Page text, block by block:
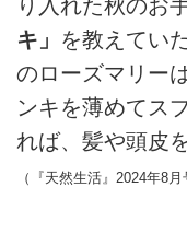
り入れた秋のお
キ」 を教えてい
のローズマリー
ンキを薄めてス
れば、髪や頭皮
（『天然生活』2024年8月